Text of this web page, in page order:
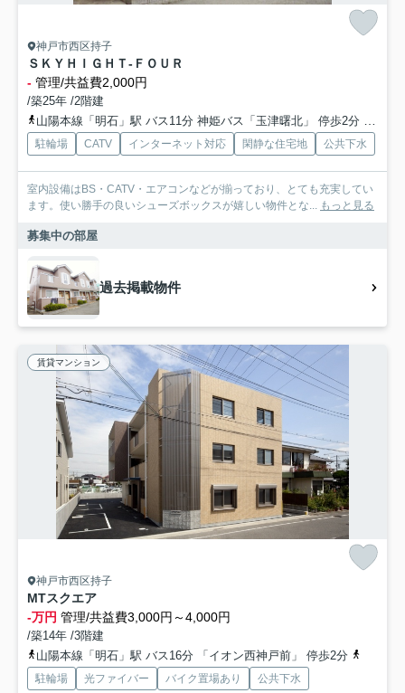
神戸市西区持子
ＳＫＹＨＩＧＨＴ-ＦＯＵＲ
- 管理/共益費2,000円
/築25年 /2階建
山陽本線「明石」駅 バス11分 神姫バス「玉津曙北」 停歩2分
山陽
駐輪場 CATV インターネット対応 閑静な住宅地 公共下水
室内設備はBS・CATV・エアコンなどが揃っており、とても充実してい
ます。使い勝手の良いシューズボックスが嬉しい物件とな... もっと見る
募集中の部屋
過去掲載物件
賃貸マンション
神戸市西区持子
MTスクエア
-万円 管理/共益費3,000円～4,000円
/築14年 /3階建
山陽本線「明石」駅 バス16分 「イオン西神戸前」 停歩2分
駐輪場 光ファイバー バイク置場あり 公共下水